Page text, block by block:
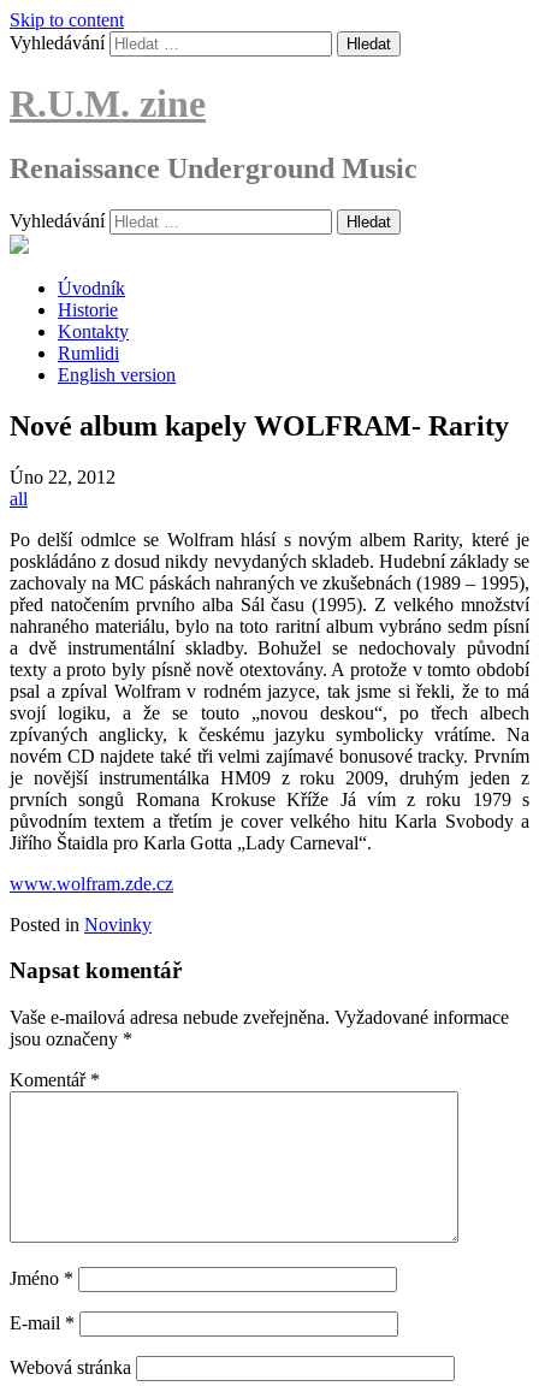
Skip to content
Vyhledávání
R.U.M. zine
Renaissance Underground Music
Vyhledávání
Úvodník
Historie
Kontakty
Rumlidi
English version
Nové album kapely WOLFRAM- Rarity
Úno 22, 2012
all
Po delší odmlce se Wolfram hlásí s novým albem Rarity, které je
poskládáno z dosud nikdy nevydaných skladeb. Hudební základy se
zachovaly na MC páskách nahraných ve zkušebnách (1989 – 1995),
před natočením prvního alba Sál času (1995). Z velkého množství
nahraného materiálu, bylo na toto raritní album vybráno sedm písní
a dvě instrumentální skladby. Bohužel se nedochovaly původní
texty a proto byly písně nově otextovány. A protože v tomto období
psal a zpíval Wolfram v rodném jazyce, tak jsme si řekli, že to má
svojí logiku, a že se touto „novou deskou“, po třech albech
zpívaných anglicky, k českému jazyku symbolicky vrátíme. Na
novém CD najdete také tři velmi zajímavé bonusové tracky. Prvním
je novější instrumentálka HM09 z roku 2009, druhým jeden z
prvních songů Romana Krokuse Kříže Já vím z roku 1979 s
původním textem a třetím je cover velkého hitu Karla Svobody a
Jiřího Štaidla pro Karla Gotta „Lady Carneval“.
www.wolfram.zde.cz
Posted in Novinky
Napsat komentář
Vaše e-mailová adresa nebude zveřejněna. Vyžadované informace
jsou označeny *
Komentář *
Jméno *
E-mail *
Webová stránka